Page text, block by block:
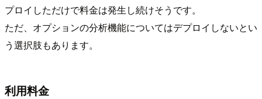
プロイしただけで料金は発生し続けそうです。
ただ、オプションの分析機能についてはデプロイしないとい
う選択肢もあります。
利用料金